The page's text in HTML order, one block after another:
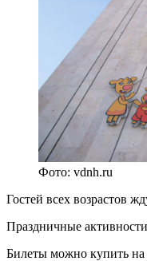
Фото: vdnh.ru
Гостей всех возрастов
Праздничные
Билеты можно купить на